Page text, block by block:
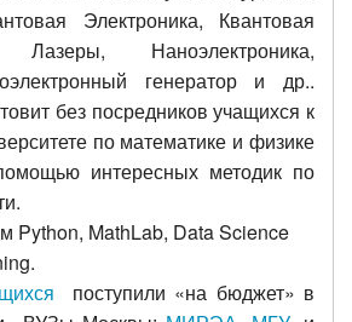
Электроника, Квантовая
Лазеры, Наноэлектроника,
генератор и др..
без посредников учащихся к
по математике и физике
интересных методик по
Python, MathLab, Data Science
поступили «на бюджет» в